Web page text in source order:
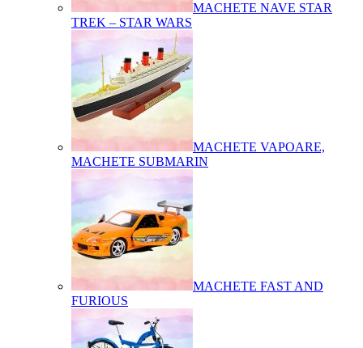
MACHETE NAVE STAR
TREK – STAR WARS
MACHETE VAPOARE,
MACHETE SUBMARIN
MACHETE FAST AND
FURIOUS